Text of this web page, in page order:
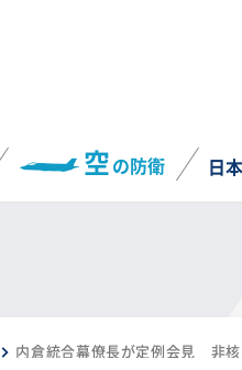
空の防衛 日